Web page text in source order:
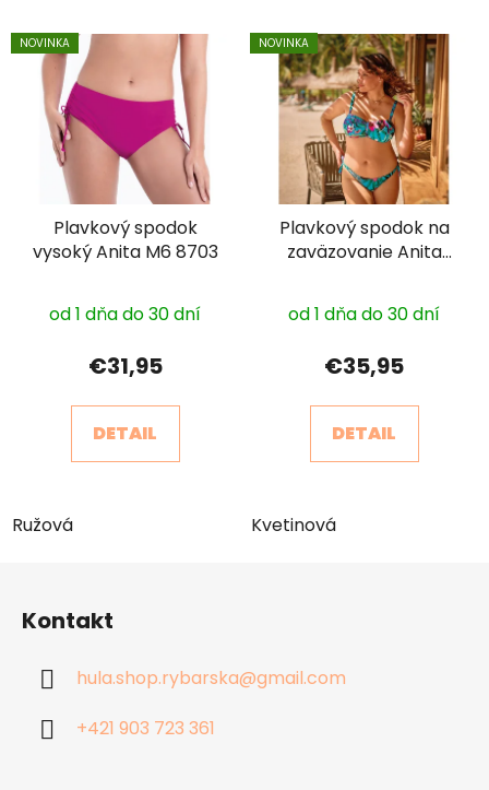
NOVINKA
Plavkový spodok
vysoký Anita M6 8703
od 1 dňa do 30 dní
€31,95
DETAIL
Ružová
NOVINKA
Plavkový spodok na
zaväzovanie Anita
od 1 dňa do 30 dní
€35,95
DETAIL
Kvetinová
Kontakt
hula.shop.rybarska@gmail.com
+421 903 723 361